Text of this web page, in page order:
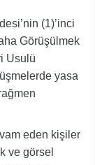
(1)’inci
Görüşülmek
Usulü
yasa
eden kişiler
ve görsel